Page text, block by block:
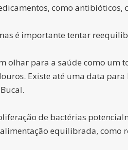
como
é importante tentar
olhar para a saúde como um
Existe até uma data
de bactérias
equilibrada, como